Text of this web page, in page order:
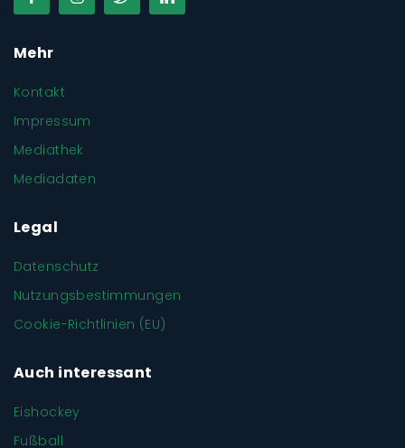
Mehr
Kontakt
Impressum
Mediathek
Mediadaten
Legal
Datenschutz
Nutzungsbestimmungen
Cookie-Richtlinien (EU)
Auch interessant
Eishockey
Fußball